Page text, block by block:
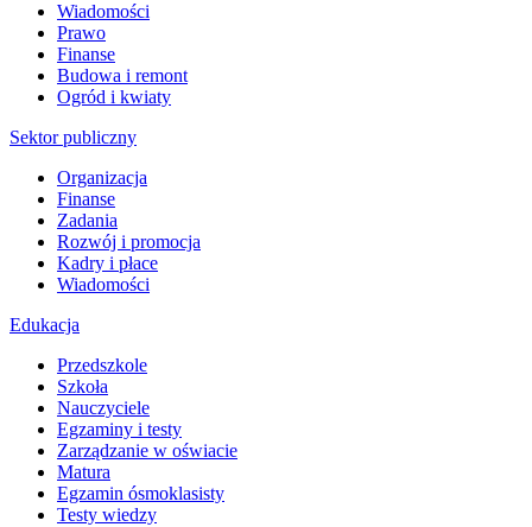
Wiadomości
Prawo
Finanse
Budowa i remont
Ogród i kwiaty
Sektor publiczny
Organizacja
Finanse
Zadania
Rozwój i promocja
Kadry i płace
Wiadomości
Edukacja
Przedszkole
Szkoła
Nauczyciele
Egzaminy i testy
Zarządzanie w oświacie
Matura
Egzamin ósmoklasisty
Testy wiedzy